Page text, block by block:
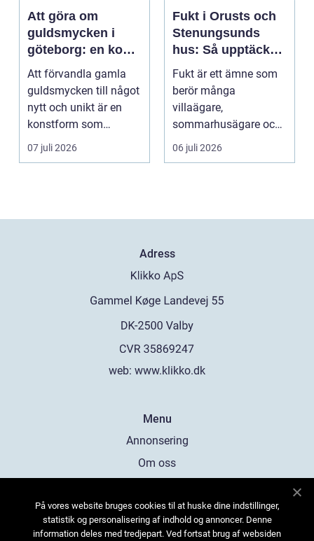
Att göra om
guldsmycken i
göteborg: en konst
att förnya det
gamla
Att förvandla gamla
guldsmycken till något
nytt och unikt är en
konstform som
kombinerar
traditionel...
07 juli 2026
Fukt i Orusts och
Stenungsunds
hus: Så upptäcker
och åtgärdar du
problemet
Fukt är ett ämne som
berör många
villaägare,
sommarhusägare och
bosta...
06 juli 2026
Adress
web: www.klikko.dk
Menu
Annonsering
Om oss
Kontakta oss
Sitemap
På vores website bruges cookies til at huske dine indstillinger,
statistik og personalisering af indhold og annoncer. Denne
information deles med tredjepart. Ved fortsat brug af websiden